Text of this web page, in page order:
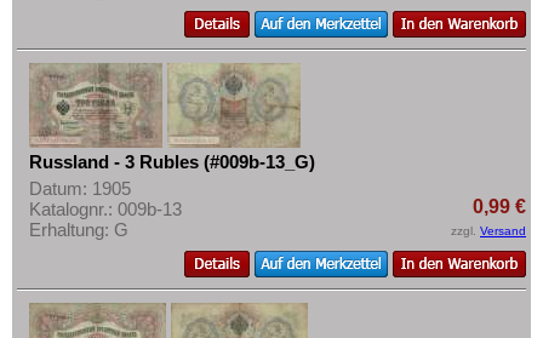
Russland - 3 Rubles (#009b-13_G)
Datum: 1905
Katalognr.: 009b-13
Erhaltung: G
0,99 €
zzgl. Versand